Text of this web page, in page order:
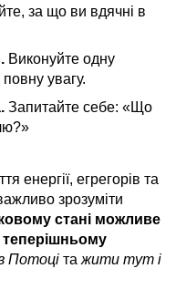
за що ви вдячні в
Виконуйте одну
увагу.
Запитайте себе: «Що
енергії, егрегорів та
зрозуміти
стані можливе
теперішньому
Потоці та жити тут і